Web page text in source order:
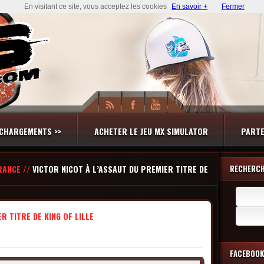
>> ACHETER LE JEU MX SIMULATOR
//VICTOR NICOT À L’ASSAUT DU PREMIER TITRE DE
TITRE DE KING OF LILLE
FACEBOOK
En visitant ce site, vous acceptez les cookies En savoir + Fermer